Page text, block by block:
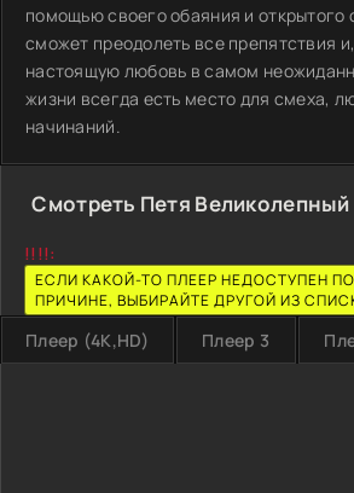
помощью своего обаяния и открытого
сможет преодолеть все препятствия
настоящую любовь в самом
жизни всегда есть место для смеха,
начинаний.
Смотреть Петя
!!!!:
ЕСЛИ КАКОЙ-ТО ПЛЕЕР НЕДОСТУПЕН
ПРИЧИНЕ, ВЫБИРАЙТЕ ДРУГОЙ ИЗ
Плеер (4K,HD) Плеер 3